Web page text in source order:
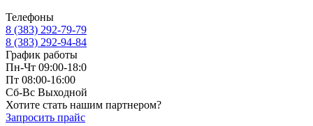
Телефоны
8 (383) 292-79-79
8 (383) 292-94-84
График работы
Пн-Чт 09:00-18:0
Пт 08:00-16:00
Сб-Вс Выходной
Хотите стать нашим партнером?
Запросить прайс